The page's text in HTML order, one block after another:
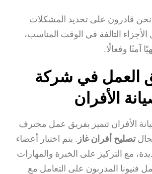
نحن قادرون على تحديد المشكلات
التالفة في الوقت المناسب،
آمنًا وفعالًا.
العمل في شركة
الأفران
الأفران تتميز بفريق عمل محترف
تصليح أفران غاز . يتم اختيار أعضاء
مع التركيز على الخبرة والمهارات
فنيونا المدربون على التعامل مع